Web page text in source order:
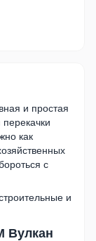
и простая
как
с
и
Вулкан